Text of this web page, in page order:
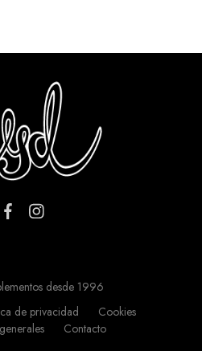
desde 1996
de privacidad
Cookies
Contacto